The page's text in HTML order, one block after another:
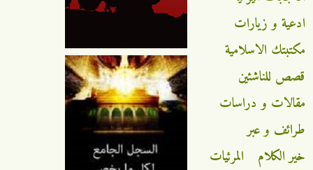
ادعية و زيارات
مكتبتك الاسلامية
قصص للناشئين
مقالات و دراسات
طرائف و عبر
خير الكلام
المرئيات